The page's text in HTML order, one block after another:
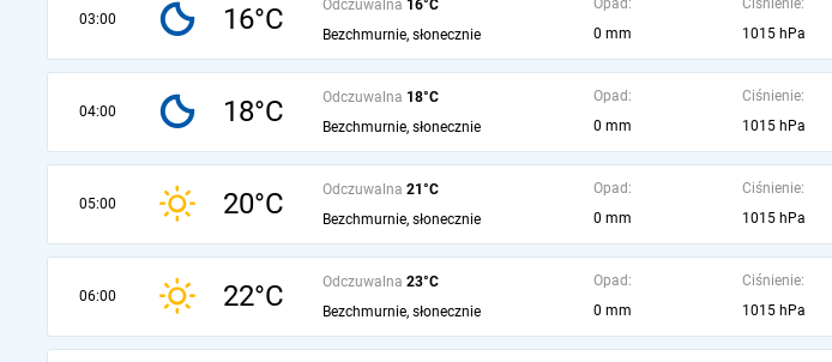
03:00 16°C Odczuwalna 16°C
Bezchmurnie, słonecznie
Opad:
0 mm
Ciśnienie:
1015 hPa
04:00 18°C Odczuwalna 18°C
Bezchmurnie, słonecznie
Opad:
0 mm
Ciśnienie:
1015 hPa
05:00 20°C Odczuwalna 21°C
Bezchmurnie, słonecznie
Opad:
0 mm
Ciśnienie:
1015 hPa
06:00 22°C Odczuwalna 23°C
Bezchmurnie, słonecznie
Opad:
0 mm
Ciśnienie:
1015 hPa